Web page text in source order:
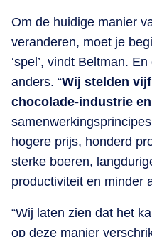
Om de huidige manier
veranderen, moet je
‘spel’, vindt Beltman.
anders. “Wij stelden
chocolade-industrie
hogere prijs, honderd
sterke boeren,
productiviteit en minder
“Wij laten zien dat het
op deze manier